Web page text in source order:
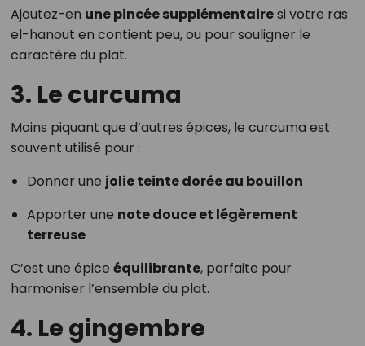
Ajoutez-en une pincée supplémentairesi votre ras
el-hanout en contient peu, ou pour souligner le
caractère du plat.
3. Le curcuma
Moins piquant que d’autres épices, le curcuma est
souvent utilisé pour :
Donner une jolie teinte dorée au bouillon
Apporter une note douce et légèrement
terreuse
C’est une épice équilibrante, parfaite pour
harmoniser l’ensemble du plat.
4. Le gingembre